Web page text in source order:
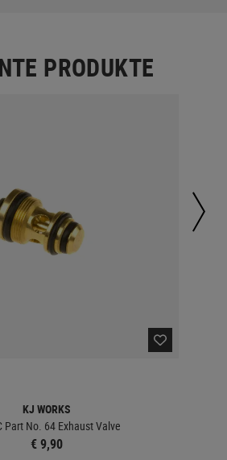
PRODUKTE
KJ WORKS
Part No. 64 Exhaust Valve
€ 9,90